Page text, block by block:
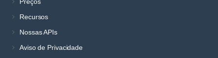
Recursos
Nossas APIs
Aviso de Privacidade